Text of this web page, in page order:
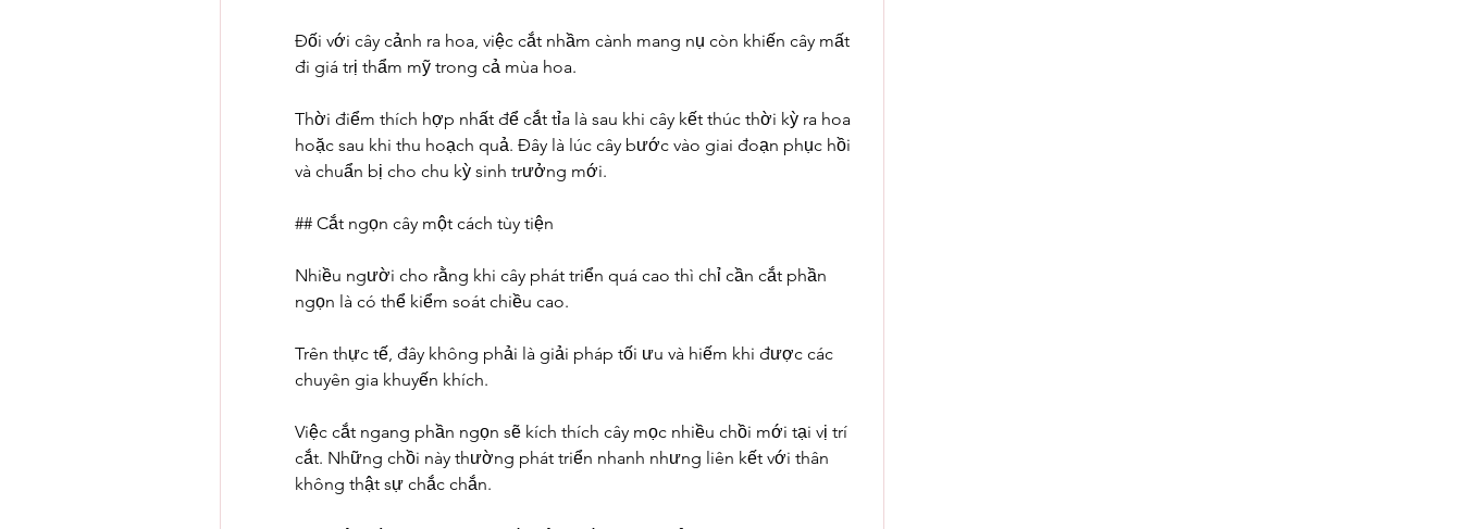
Đối với cây cảnh ra hoa, việc cắt nhầm cành mang nụ còn khiến cây mất
đi giá trị thẩm mỹ trong cả mùa hoa.
Thời điểm thích hợp nhất để cắt tỉa là sau khi cây kết thúc thời kỳ ra hoa
hoặc sau khi thu hoạch quả. Đây là lúc cây bước vào giai đoạn phục hồi
và chuẩn bị cho chu kỳ sinh trưởng mới.
## Cắt ngọn cây một cách tùy tiện
Nhiều người cho rằng khi cây phát triển quá cao thì chỉ cần cắt phần
ngọn là có thể kiểm soát chiều cao.
Trên thực tế, đây không phải là giải pháp tối ưu và hiếm khi được các
chuyên gia khuyến khích.
Việc cắt ngang phần ngọn sẽ kích thích cây mọc nhiều chồi mới tại vị trí
cắt. Những chồi này thường phát triển nhanh nhưng liên kết với thân
không thật sự chắc chắn.